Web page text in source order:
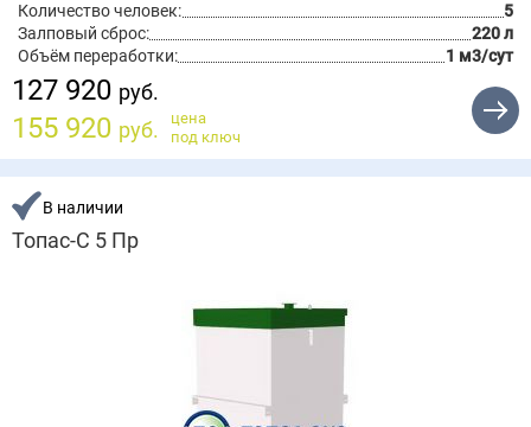
Количество человек:
5
Залповый сброс:
220 л
Объём переработки:
1 м3/сут
127 920 руб.
155 920 руб.
цена
под ключ
В наличии
Топас-С 5 Пр